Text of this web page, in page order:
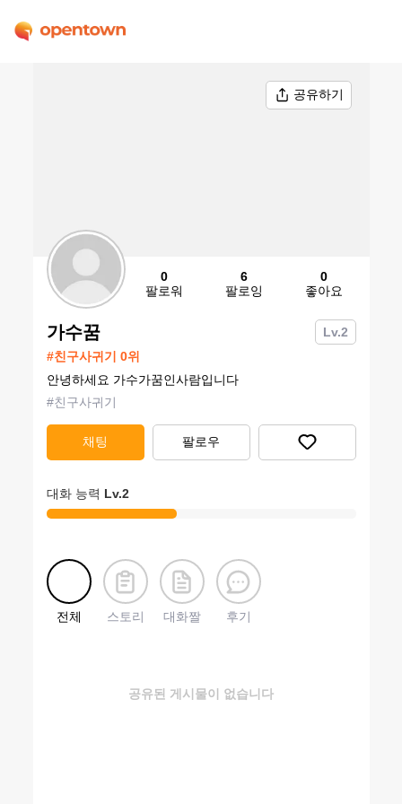
공유하기
0
팔로워
6
팔로잉
0
좋아요
가수꿈 Lv.2
#친구사귀기 0위
안녕하세요 가수가꿈인사람입니다
#친구사귀기
채팅 팔로우
대화 능력 Lv.2
전체 스토리 대화짤 후기
공유된 게시물이 없습니다